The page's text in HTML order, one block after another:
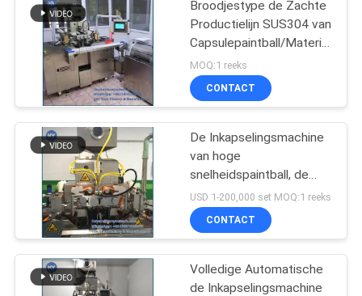
De Machine van de
Softgelcapsule
16
Farmaceutische
Machines
53
Broodjestype de Zachte
Productielijn SUS304 van
Capsulepaintball/Materiële
1 Jaargarantie van 316L
MOQ:1 reeks
CONTACT
De Inkapselingsmachine
van hoge
snelheidspaintball, de
Zachte Machine van de
Gelatineinkapseling
USD 1-200,000 set MOQ:1 reeks
CONTACT
Volledige Automatische
de Inkapselingsmachine